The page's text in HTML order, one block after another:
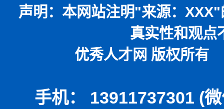
声明：本网站注明"来源： XXX"
真实性和观点
优秀人才网 版权所有 本网
手机： 13911737301 (